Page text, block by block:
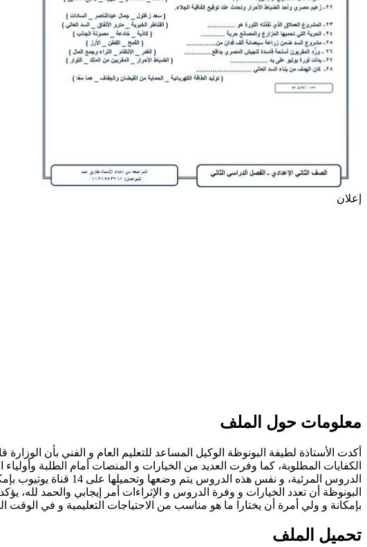
إعلان
معلومات حول الملف
أكدت الأستاذة لطيفة البونوظة الوكيل المساعد للتعليم العام و الفني بأن
الكفايات المطلوبة، كما وفرت العديد من الخيارات و المنصات أمام الطلبة
الدروس المرئية، و
البونوظة أن تعدد الخيارات و وفرة الدروس و الإثراءات أمر إيجابي والحمد لله،
بإمكانة و ولي أمرة أن يختارا ما هو مناسب من الاحتياجات التعليمية و في
تحميل الملف